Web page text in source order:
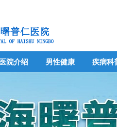
医院介绍 男性健康 疾病科